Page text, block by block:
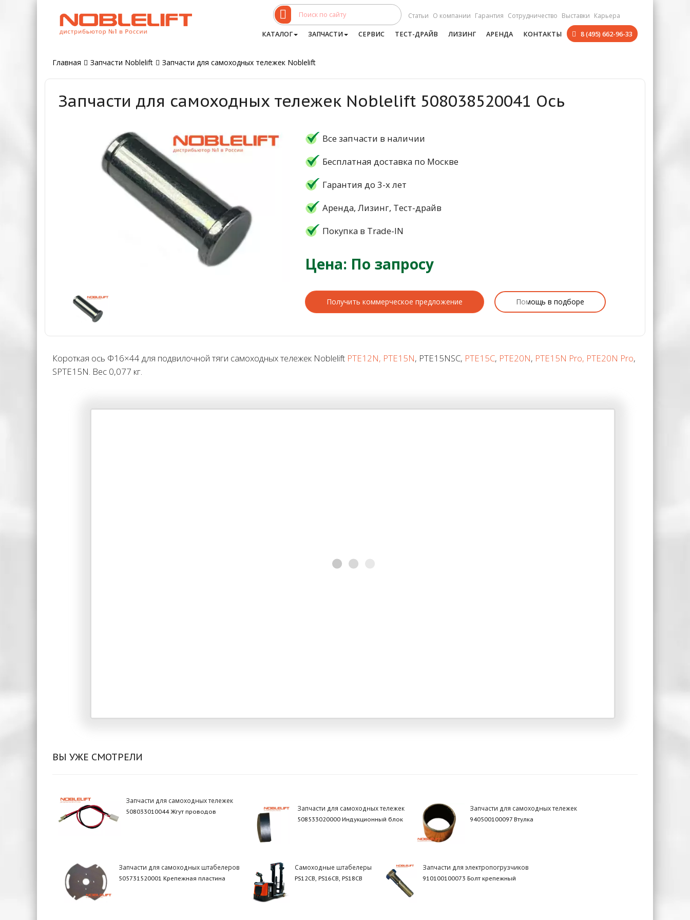
Статьи О компании Гарантия Сотрудничество Выставки Карьера
КАТАЛОГ ЗАПЧАСТИ СЕРВИС ТЕСТ-ДРАЙВ ЛИЗИНГ АРЕНДА КОНТАКТЫ 8 (495) 662-96-33
Главная Запчасти Noblelift Запчасти для самоходных тележек Noblelift
Запчасти для самоходных тележек Noblelift 508038520041 Ось
Все запчасти в наличии
Бесплатная доставка по Москве
Гарантия до 3-х лет
Аренда, Лизинг, Тест-драйв
Покупка в Trade-IN
Цена: По запросу
Получить коммерческое предложение Помощь в подборе
Короткая ось Φ16×44 для подвилочной тяги самоходных тележек Noblelift PTE12N, PTE15N, PTE15NSC, PTE15C, PTE20N, PTE15N Pro, PTE20N Pro,
SPTE15N. Вес 0,077 кг.
ВЫ УЖЕ СМОТРЕЛИ
Запчасти для самоходных тележек
508033010044 Жгут проводов Запчасти для самоходных тележек
508533020000 Индукционный блок
Запчасти для самоходных тележек
940500100097 Втулка
Запчасти для самоходных штабелеров
505731520001 Крепежная пластина
Самоходные штабелеры
PS12CB, PS16CB, PS18CB
Запчасти для электропогрузчиков
910100100073 Болт крепежный